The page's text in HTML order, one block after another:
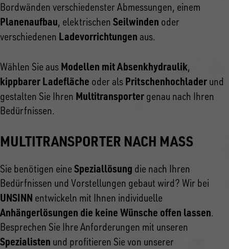
Bordwänden verschiedenster Abmessungen, einem
Planenaufbau, elektrischen Seilwinden oder
verschiedenen Ladevorrichtungen aus.
Wählen Sie aus Modellen mit Absenkhydraulik,
kippbarer Ladefläche oder als Pritschenhochlader und
gestalten Sie Ihren Multitransporter genau nach Ihren
Bedürfnissen.
MULTITRANSPORTER NACH MASS
Sie benötigen eine Speziallösung die nach Ihren
Bedürfnissen und Vorstellungen gebaut wird? Wir bei
UNSINN entwickeln mit Ihnen individuelle
Anhängerlösungen die keine Wünsche offen lassen.
Besprechen Sie Ihre Anforderungen mit unseren
Spezialisten und profitieren Sie von unserer